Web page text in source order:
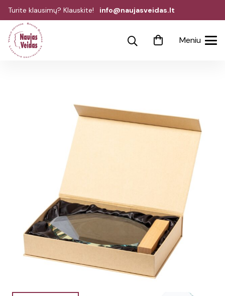
Turite klausimų? Klauskite! info@naujasveidas.lt
Meniu